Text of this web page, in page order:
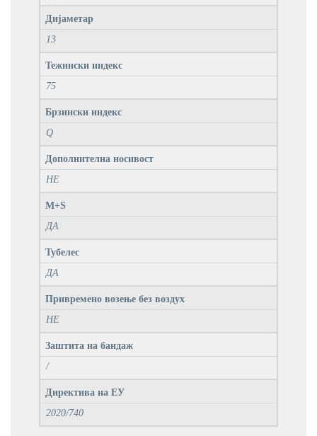
Дијаметар
13
Тежински индекс
75
Брзински индекс
Q
Дополнителна носивост
НЕ
M+S
ДА
Тубелес
ДА
Привремено возење без воздух
НЕ
Заштита на бандаж
/
Директива на ЕУ
2020/740